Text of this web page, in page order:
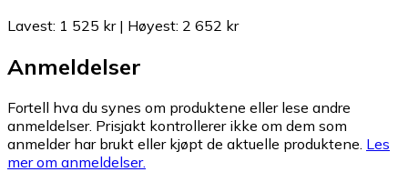
Lavest: 1 525 kr| Høyest: 2 652 kr
Anmeldelser
Fortell hva du synes om produktene eller lese andre
anmeldelser. Prisjakt kontrollerer ikke om dem som
anmelder har brukt eller kjøpt de aktuelle produktene. Les
mer om anmeldelser.